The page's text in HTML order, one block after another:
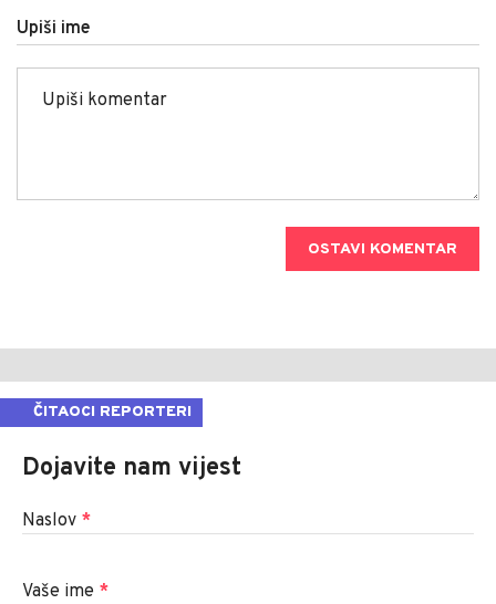
Upiši ime
OSTAVI KOMENTAR
ČITAOCI REPORTERI
Dojavite nam vijest
Naslov *
Vaše ime *